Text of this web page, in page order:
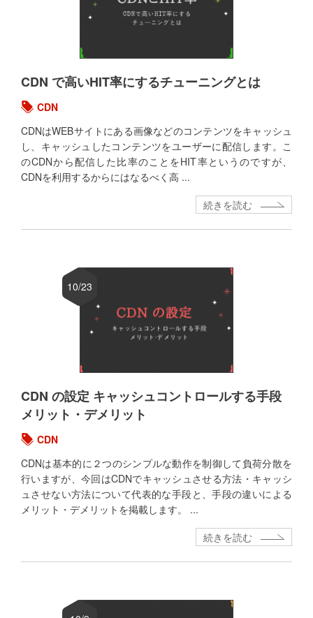
CDN で高いHIT率にするチューニングとは
CDN
CDNはWEBサイトにある画像などのコンテンツをキャッシュ
し、キャッシュしたコンテンツをユーザーに配信します。こ
のCDNから配信した比率のことをHIT率というのですが、
CDNを利用するからにはなるべく高 ...
続きを読む
CDN の設定 キャッシュコントロールする手段
メリット・デメリット
10/23
CDN
CDNは基本的に２つのシンプルな動作を制御して負荷分散を
行いますが、今回はCDNでキャッシュさせる方法・キャッシ
ュさせない方法について代表的な手段と、手段の違いによる
メリット・デメリットを掲載します。 ...
続きを読む